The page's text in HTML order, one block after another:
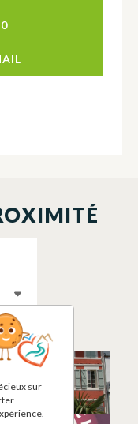
ROSE
sur